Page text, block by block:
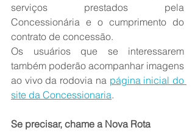
serviços prestados pela
Concessionária e o cumprimento do
contrato de concessão.
Os usuários que se interessarem
também poderão acompanhar imagens
ao vivo da rodovia na página inicial do
site da Concessionaria.
Se precisar, chame a Nova Rota